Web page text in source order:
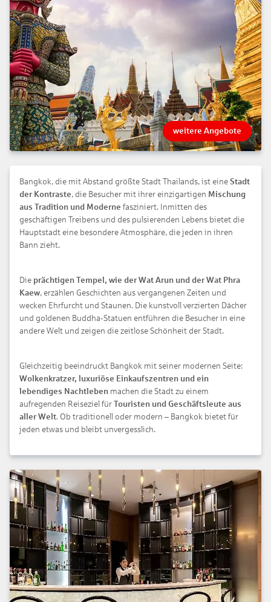
weitere Angebote
Bangkok, die mit Abstand größte Stadt Thailands, ist eine Stadt
der Kontraste, die Besucher mit ihrer einzigartigen Mischung
aus Tradition und Moderne fasziniert. Inmitten des
geschäftigen Treibens und des pulsierenden Lebens bietet die
Hauptstadt eine besondere Atmosphäre, die jeden in ihren
Bann zieht.
Die prächtigen Tempel, wie der Wat Arun und der Wat Phra
Kaew, erzählen Geschichten aus vergangenen Zeiten und
wecken Ehrfurcht und Staunen. Die kunstvoll verzierten Dächer
und goldenen Buddha-Statuen entführen die Besucher in eine
andere Welt und zeigen die zeitlose Schönheit der Stadt.
Gleichzeitig beeindruckt Bangkok mit seiner modernen Seite:
Wolkenkratzer, luxuriöse Einkaufszentren und ein
lebendiges Nachtleben machen die Stadt zu einem
aufregenden Reiseziel für Touristen und Geschäftsleute aus
aller Welt. Ob traditionell oder modern – Bangkok bietet für
jeden etwas und bleibt unvergesslich.